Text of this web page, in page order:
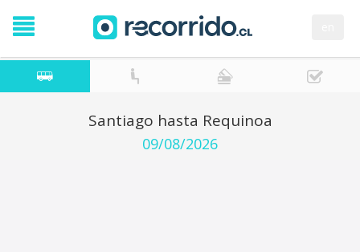
Santiago hasta Requinoa
09/08/2026